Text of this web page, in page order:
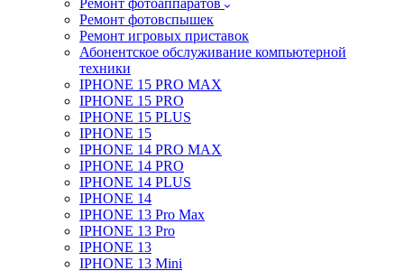
Ремонт фотоаппаратов
Ремонт фотовспышек
Ремонт игровых приставок
Абонентское обслуживание компьютерной
техники
IPHONE 15 PRO MAX
IPHONE 15 PRO
IPHONE 15 PLUS
IPHONE 15
IPHONE 14 PRO MAX
IPHONE 14 PRO
IPHONE 14 PLUS
IPHONE 14
IPHONE 13 Pro Max
IPHONE 13 Pro
IPHONE 13
IPHONE 13 Mini